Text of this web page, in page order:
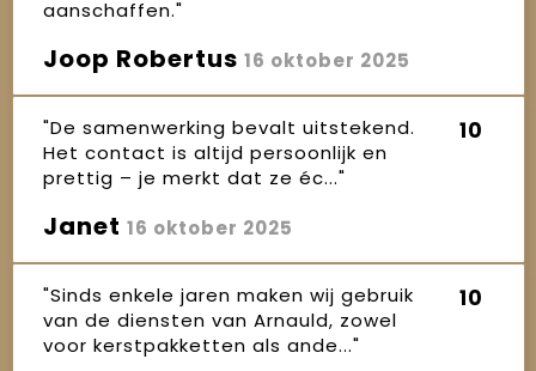
aanschaffen."
Joop Robertus 16 oktober 2025
"De samenwerking bevalt uitstekend.
Het contact is altijd persoonlijk en
prettig – je merkt dat ze éc..."
10
Janet 16 oktober 2025
"Sinds enkele jaren maken wij gebruik
van de diensten van Arnauld, zowel
voor kerstpakketten als ande..."
10